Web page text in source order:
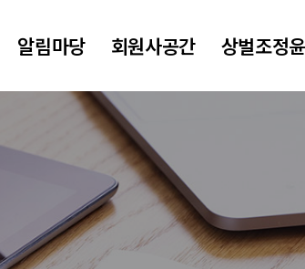
알림마당 회원사공간 상벌조정